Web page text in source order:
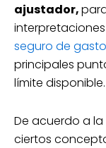
ajustador,
seguro de
principales
límite disponible.
De acuerdo a la
ciertos